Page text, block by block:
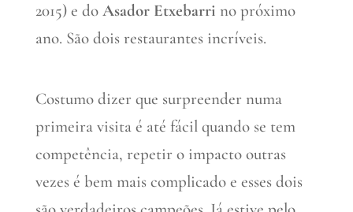
2015) e do Asador Etxebarri no próximo
ano. São dois restaurantes incríveis.
Costumo dizer que surpreender numa
primeira visita é até fácil quando se tem
competência, repetir o impacto outras
vezes é bem mais complicado e esses dois